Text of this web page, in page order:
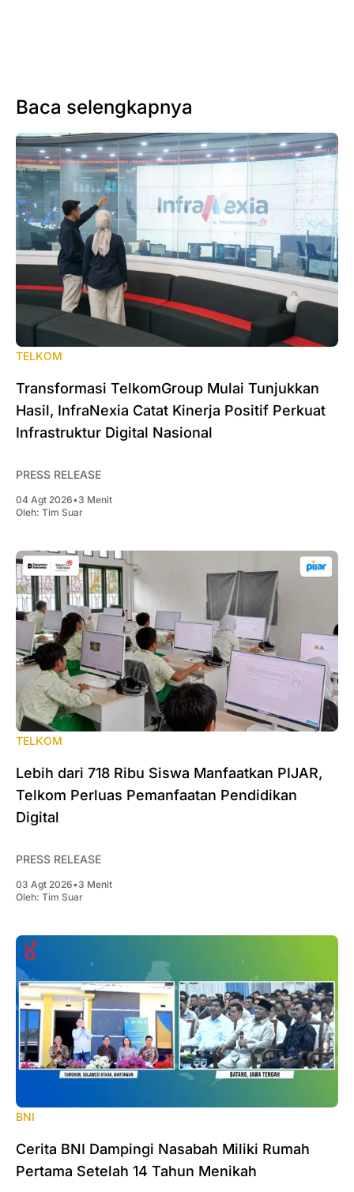
Baca selengkapnya
TELKOM
Transformasi TelkomGroup Mulai Tunjukkan
Hasil, InfraNexia Catat Kinerja Positif Perkuat
Infrastruktur Digital Nasional
PRESS RELEASE
04 Agt 2026•3 Menit
Oleh: Tim Suar
TELKOM
Lebih dari 718 Ribu Siswa Manfaatkan PIJAR,
Telkom Perluas Pemanfaatan Pendidikan
Digital
PRESS RELEASE
03 Agt 2026•3 Menit
Oleh: Tim Suar
BNI
Cerita BNI Dampingi Nasabah Miliki Rumah
Pertama Setelah 14 Tahun Menikah